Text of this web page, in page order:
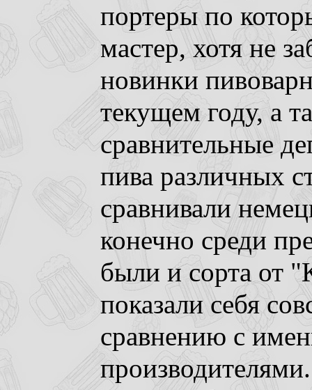
портеры по
мастер, хотя не
новинки
текущем году, а
сравнительные
пива различных
сравнивали
конечно среди
были и сорта от
показали себя
сравнению с